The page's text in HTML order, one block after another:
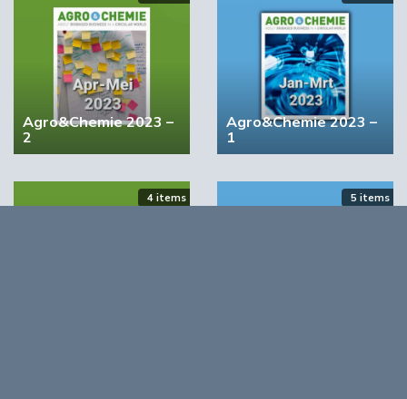
Het hele rapport is te downloaden van de
website van ABN AMRO. Foto: Circulair
paviljoen ABN AMRO tijdens Dutch Design
Week 2018.
ABN AMRO
Volgende
Agro&Chemie 2023 –
2
Agro&Chemie 2023 –
1
4 items 5 items